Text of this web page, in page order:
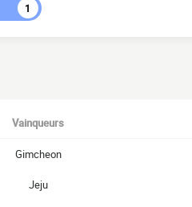
1
Vainqueurs
Gimcheon
Jeju